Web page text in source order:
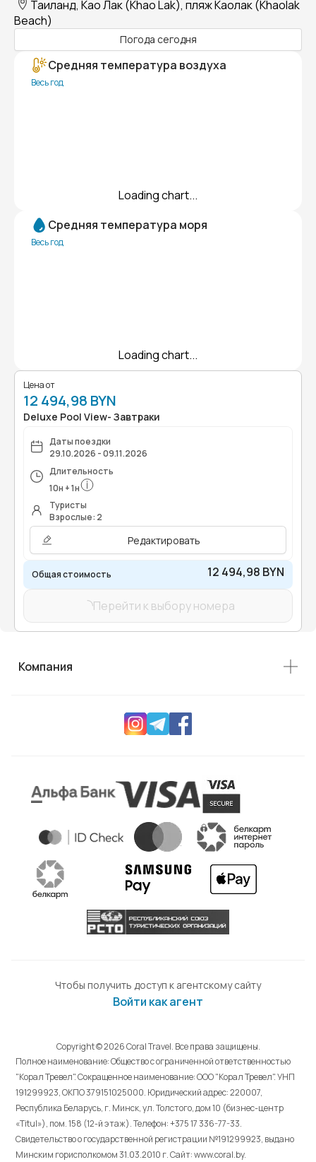
Таиланд, Као Лак (Khao Lak), пляж Каолак (Khaolak
Beach)
Погода сегодня
Средняя температура воздуха
Весь год
Loading chart...
Средняя температура моря
Весь год
Loading chart...
Цена от
12 494,98 BYN
Deluxe Pool View- Завтраки
Даты поездки
29.10.2026 - 09.11.2026
Длительность
10н +1н
Туристы
Взрослые: 2
Редактировать
Общая стоимость 12 494,98 BYN
Перейти к выбору номера
Компания
Чтобы получить доступ к агентскому сайту
Войти как агент
Copyright © 2026 Coral Travel. Все права защищены.
Полное наименование: Общество с ограниченной ответственностью
"Корал Тревел". Сокращенное наименование: ООО "Корал Тревел". УНП
191299923, ОКПО 379151025000. Юридический адрес: 220007,
Республика Беларусь, г. Минск, ул. Толстого, дом 10 (бизнес-центр
«Titul»), пом. 158 (12-й этаж). Телефон: +375 17 336-77-33.
Свидетельство о государственной регистрации №191299923, выдано
Минским горисполкомом 31.03.2010 г. Cайт: www.coral.by.